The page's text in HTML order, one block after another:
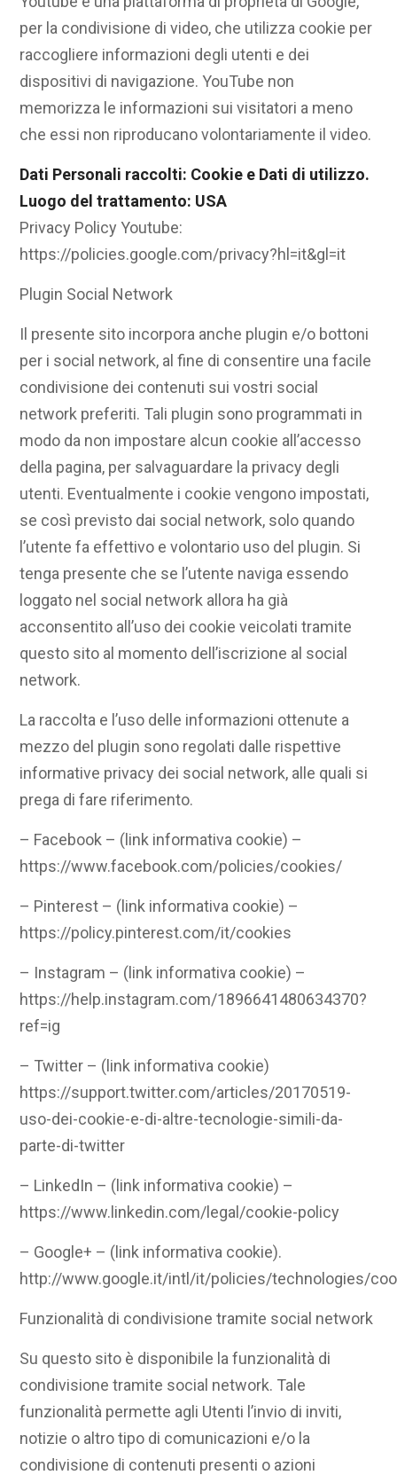
per la condivisione di video, che utilizza cookie per
raccogliere informazioni degli utenti e dei
dispositivi di navigazione. YouTube non
memorizza le informazioni sui visitatori a meno
che essi non riproducano volontariamente il video.
Dati Personali raccolti: Cookie e Dati di utilizzo.
Luogo del trattamento: USA
Privacy Policy Youtube:
https://policies.google.com/privacy?hl=it&gl=it
Plugin Social Network
Il presente sito incorpora anche plugin e/o bottoni
per i social network, al fine di consentire una facile
condivisione dei contenuti sui vostri social
network preferiti. Tali plugin sono programmati in
modo da non impostare alcun cookie all’accesso
della pagina, per salvaguardare la privacy degli
utenti. Eventualmente i cookie vengono impostati,
se così previsto dai social network, solo quando
l’utente fa effettivo e volontario uso del plugin. Si
tenga presente che se l’utente naviga essendo
loggato nel social network allora ha già
acconsentito all’uso dei cookie veicolati tramite
questo sito al momento dell’iscrizione al social
network.
La raccolta e l’uso delle informazioni ottenute a
mezzo del plugin sono regolati dalle rispettive
informative privacy dei social network, alle quali si
prega di fare riferimento.
– Facebook – (link informativa cookie) –
https://www.facebook.com/policies/cookies/
– Pinterest – (link informativa cookie) –
https://policy.pinterest.com/it/cookies
– Instagram – (link informativa cookie) –
https://help.instagram.com/1896641480634370?
ref=ig
– Twitter – (link informativa cookie)
https://support.twitter.com/articles/20170519-
uso-dei-cookie-e-di-altre-tecnologie-simili-da-
parte-di-twitter
– LinkedIn – (link informativa cookie) –
https://www.linkedin.com/legal/cookie-policy
– Google+ – (link informativa cookie).
http://www.google.it/intl/it/policies/technologies/
Funzionalità di condivisione tramite social network
Su questo sito è disponibile la funzionalità di
condivisione tramite social network. Tale
funzionalità permette agli Utenti l’invio di inviti,
notizie o altro tipo di comunicazioni e/o la
condivisione di contenuti presenti o azioni